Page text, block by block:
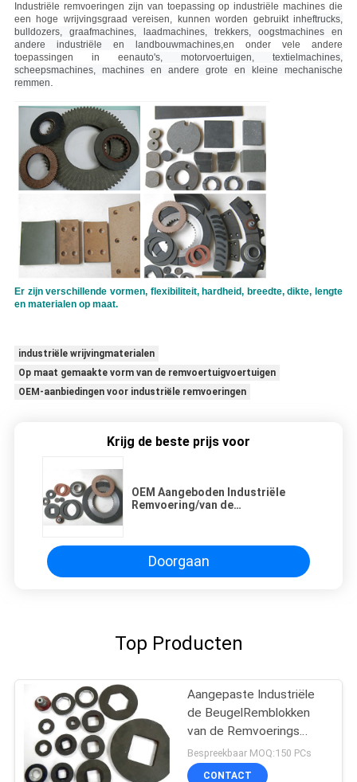
Industriële remvoeringen zijn van toepassing op industriële machines die
een hoge wrijvingsgraad vereisen, kunnen worden gebruikt in heftrucks,
bulldozers, graafmachines, laadmachines, trekkers, oogstmachines en
andere industriële en landbouwmachines,en onder vele andere
toepassingen in eenauto's, motorvoertuigen, textielmachines,
scheepsmachines, machines en andere grote en kleine mechanische
remmen.
Er zijn verschillende vormen, flexibiliteit, hardheid, breedte, dikte, lengte
en materialen op maat.
industriële wrijvingmaterialen
Op maat gemaakte vorm van de remvoertuigvoertuigen
OEM-aanbiedingen voor industriële remvoeringen
Krijg de beste prijs voor
OEM Aangeboden Industriële
Remvoering/van de
Doorgaan
Top Producten
Aangepaste Industriële
de BeugelRemblokken
van de Remvoerings
Hoge Flexibiliteit
Bespreekbaar MOQ:150 PCs
CONTACT